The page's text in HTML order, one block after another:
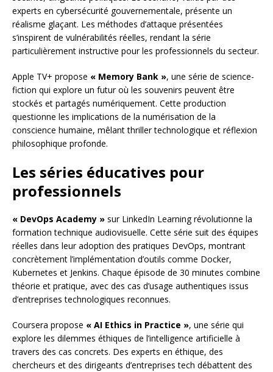
experts en cybersécurité gouvernementale, présente un
réalisme glaçant. Les méthodes d’attaque présentées
s’inspirent de vulnérabilités réelles, rendant la série
particulièrement instructive pour les professionnels du secteur.
Apple TV+ propose « Memory Bank », une série de science-
fiction qui explore un futur où les souvenirs peuvent être
stockés et partagés numériquement. Cette production
questionne les implications de la numérisation de la
conscience humaine, mêlant thriller technologique et réflexion
philosophique profonde.
Les séries éducatives pour
professionnels
« DevOps Academy » sur LinkedIn Learning révolutionne la
formation technique audiovisuelle. Cette série suit des équipes
réelles dans leur adoption des pratiques DevOps, montrant
concrètement l’implémentation d’outils comme Docker,
Kubernetes et Jenkins. Chaque épisode de 30 minutes combine
théorie et pratique, avec des cas d’usage authentiques issus
d’entreprises technologiques reconnues.
Coursera propose « AI Ethics in Practice », une série qui
explore les dilemmes éthiques de l’intelligence artificielle à
travers des cas concrets. Des experts en éthique, des
chercheurs et des dirigeants d’entreprises tech débattent des